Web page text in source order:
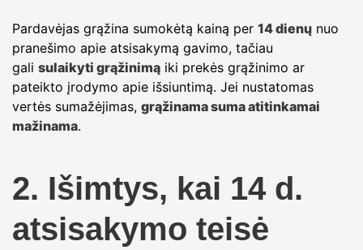
Pardavėjas grąžina sumokėtą kainą per 14 dienų nuo
pranešimo apie atsisakymą gavimo, tačiau
gali sulaikyti grąžinimą iki prekės grąžinimo ar
pateikto įrodymo apie išsiuntimą. Jei nustatomas
vertės sumažėjimas, grąžinama suma atitinkamai
mažinama.
2. Išimtys, kai 14 d.
atsisakymo teisė